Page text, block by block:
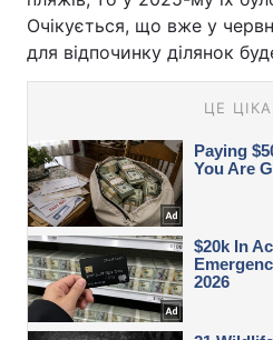
Очікується, що вже у
для відпочинку ділянок